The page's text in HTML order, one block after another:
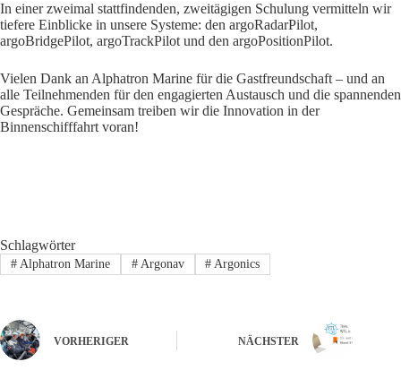
In einer zweimal stattfindenden, zweitägigen Schulung vermitteln wir
tiefere Einblicke in unsere Systeme: den argoRadarPilot,
argoBridgePilot, argoTrackPilot und den argoPositionPilot.
Vielen Dank an Alphatron Marine für die Gastfreundschaft – und an
alle Teilnehmenden für den engagierten Austausch und die spannenden
Gespräche. Gemeinsam treiben wir die Innovation in der
Binnenschifffahrt voran!
Schlagwörter
#Alphatron Marine #Argonav # Argonics
VORHERIGER NÄCHSTER